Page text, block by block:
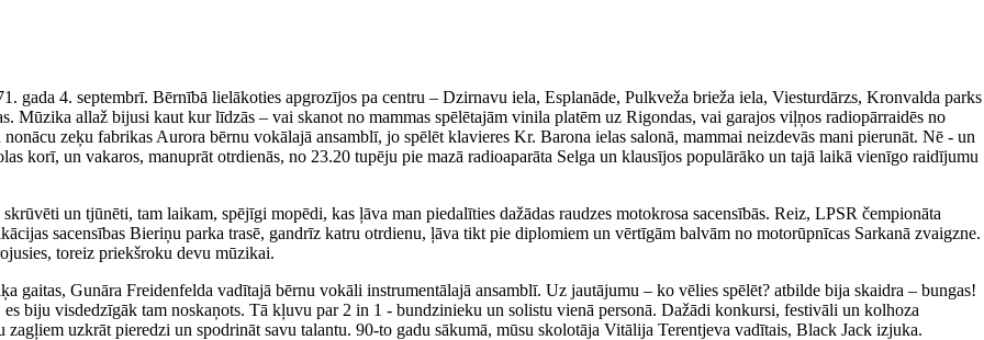
gada 4. septembrī. Bērnībā lielākoties apgrozījos pa centru – Dzirnavu iela, Esplanāde, Pulkveža brieža iela, Viesturdārzs, Kronvalda parks
Mūzika allaž bijusi kaut kur līdzās – vai skanot no mammas spēlētajām vinila platēm uz Rigondas, vai garajos viļņos radiopārraidēs no
zeķu fabrikas Aurora bērnu vokālajā ansamblī, jo spēlēt klavieres Kr. Barona ielas salonā, mammai neizdevās mani pierunāt. Nē - un
korī, un vakaros, manuprāt otrdienās, no 23.20 tupēju pie mazā radioaparāta Selga un klausījos populārāko un tajā laikā vienīgo raidījumu
un tjūnēti, tam laikam, spējīgi mopēdi, kas ļāva man piedalīties dažādas raudzes motokrosa sacensībās. Reiz, LPSR čempionāta
sacensības Bieriņu parka trasē, gandrīz katru otrdienu, ļāva tikt pie diplomiem un vērtīgām balvām no motorūpnīcas Sarkanā zvaigzne.
toreiz priekšroku devu mūzikai.
gaitas, Gunāra Freidenfelda vadītajā bērnu vokāli instrumentālajā ansamblī. Uz jautājumu – ko vēlies spēlēt? atbilde bija skaidra – bungas!
biju visdedzīgāk tam noskaņots. Tā kļuvu par 2 in 1 - bundzinieku un solistu vienā personā. Dažādi konkursi, festivāli un kolhoza
uzkrāt pieredzi un spodrināt savu talantu. 90-to gadu sākumā, mūsu skolotāja Vitālija Terentjeva vadītais, Black Jack izjuka.